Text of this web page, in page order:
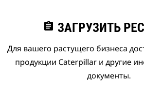
assignment ЗАГРУЗИТЬ
Для вашего растущего бизнеса
продукции Caterpillar и другие
документы.